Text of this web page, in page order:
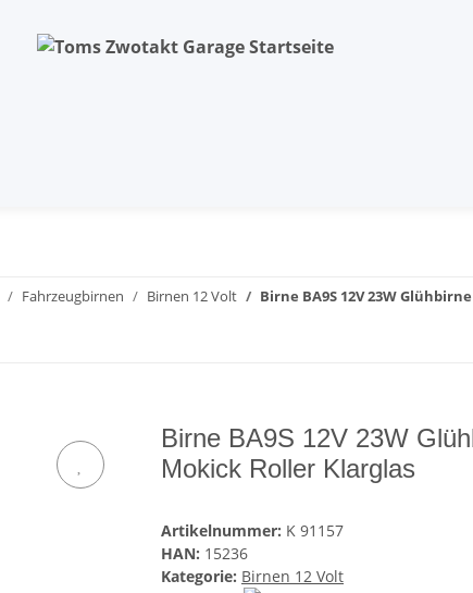
Fahrzeugbirnen Birnen 12 Volt Birne BA9S 12V 23W
Birne BA9S 12V 23W
Mokick Roller Klarglas
Artikelnummer: K 91157
HAN: 15236
Kategorie: Birnen 12 Volt